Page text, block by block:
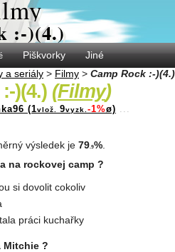
:-)(4.)
Piškvorky
Jiné
a seriály > Filmy > Camp Rock :-)(4.)
)(4.) (Filmy)
(1vlož. 9vyzk. -1%ø) ...
výsledek je 79 .9%
na rockovej camp ?
si dovolit cokoliv
práci kuchařky
Mitchie ?